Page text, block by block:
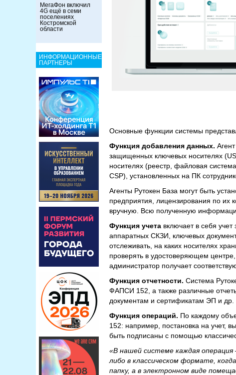
МегаФон включил
4G ещё в семи
поселениях
Костромской
области
ИНФОРМАЦИОННЫЕ
ПАРТНЕРЫ
Основные функции системы
Функция добавления данных.
защищенных ключевых носителях
носителях (реестр, файловая
CSP), установленных на ПК
Агенты Рутокен База могут быть
предприятия, лицензирования по их
вручную. Всю полученную
Функция учета включает в себя
аппаратных СКЗИ, ключевых
отслеживать, на каких носителях
проверять в удостоверяющем
администратор получает
Функция отчетности. Система
ФАПСИ 152, а также различные
документам и сертификатам ЭП и др.
Функция операций. По каждому
152: например, постановка на учет,
быть подписаны с помощью
«В нашей системе каждая
либо в классическом формате,
папку, а в электронном виде